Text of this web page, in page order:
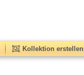
Kollektion erstellen